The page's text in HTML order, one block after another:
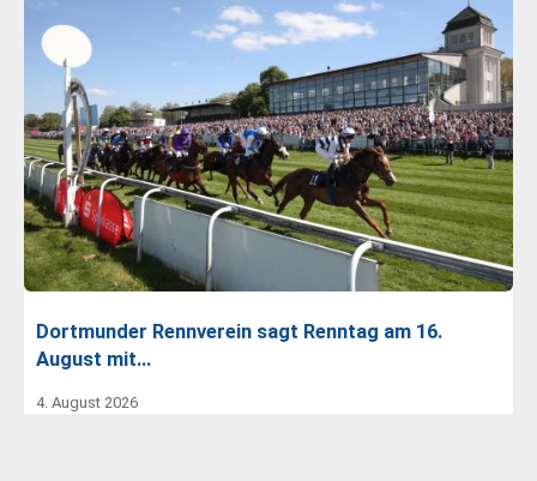
Dortmunder Rennverein sagt Renntag am 16.
August mit…
4. August 2026